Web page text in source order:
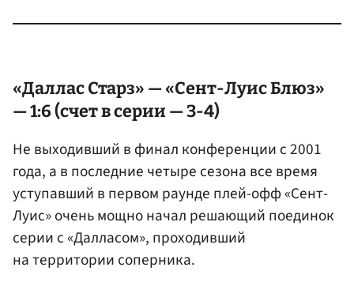
«Даллас Старз» — «Сент-Луис Блюз»
— 1:6 (счет в серии — 3-4)
Не выходивший в финал конференции с 2001
года, а в последние четыре сезона все время
уступавший в первом раунде плей-офф «Сент-
Луис» очень мощно начал решающий поединок
серии с «Далласом», проходивший
на территории соперника.